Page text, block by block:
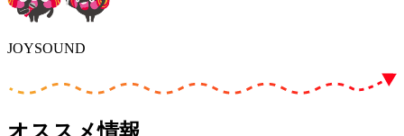
JOYSOUND